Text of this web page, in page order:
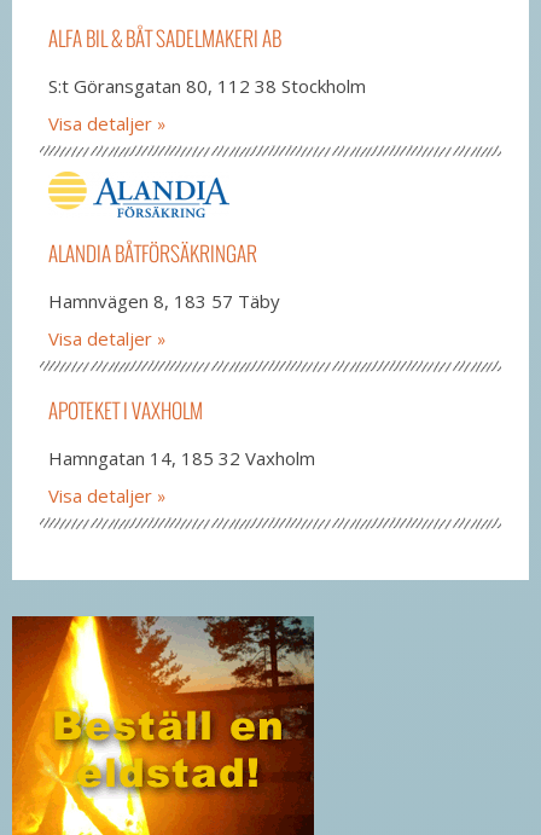
ALFA BIL & BÅT SADELMAKERI AB
S:t Göransgatan 80, 112 38 Stockholm
Visa detaljer
ALANDIA BÅTFÖRSÄKRINGAR
Hamnvägen 8, 183 57 Täby
Visa detaljer
APOTEKET I VAXHOLM
Hamngatan 14, 185 32 Vaxholm
Visa detaljer